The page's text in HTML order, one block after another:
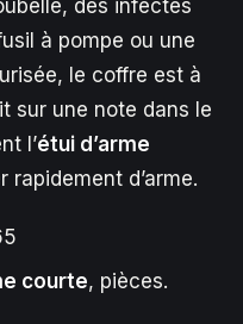
des infectés
à pompe ou une
le coffre est à
sur une note dans le
l’étui d’arme
d’arme.
courte, pièces.